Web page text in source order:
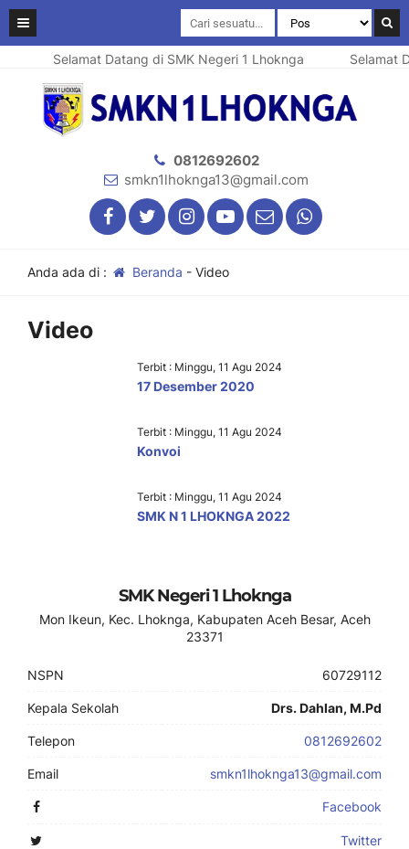
Selamat Datang di SMK Negeri 1 Lhoknga Selamat
0812692602
smkn1lhoknga13@gmail.com
Anda ada di : Beranda - Video
Video
Terbit : Minggu, 11 Agu 2024
17 Desember 2020
Terbit : Minggu, 11 Agu 2024
Konvoi
Terbit : Minggu, 11 Agu 2024
SMK N 1 LHOKNGA 2022
SMK Negeri 1 Lhoknga
Mon Ikeun, Kec. Lhoknga, Kabupaten Aceh Besar, Aceh
23371
NSPN 60729112
Kepala Sekolah Drs. Dahlan, M.Pd
Telepon 0812692602
Email smkn1lhoknga13@gmail.com
Facebook
Twitter